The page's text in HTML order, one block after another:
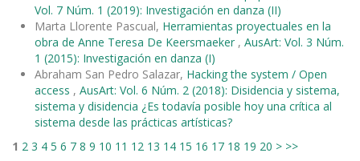
Vol. 7 Núm. 1 (2019): Investigación en danza (II)
Marta Llorente Pascual, Herramientas proyectuales en la
obra de Anne Teresa De Keersmaeker , AusArt: Vol. 3 Núm.
1 (2015): Investigación en danza (I)
Abraham San Pedro Salazar, Hacking the system / Open
access , AusArt: Vol. 6 Núm. 2 (2018): Disidencia y sistema,
sistema y disidencia ¿Es todavía posible hoy una crítica al
sistema desde las prácticas artísticas?
1 2 3 4 5 6 7 8 9 10 11 12 13 14 15 16 17 18 19 20 > >>